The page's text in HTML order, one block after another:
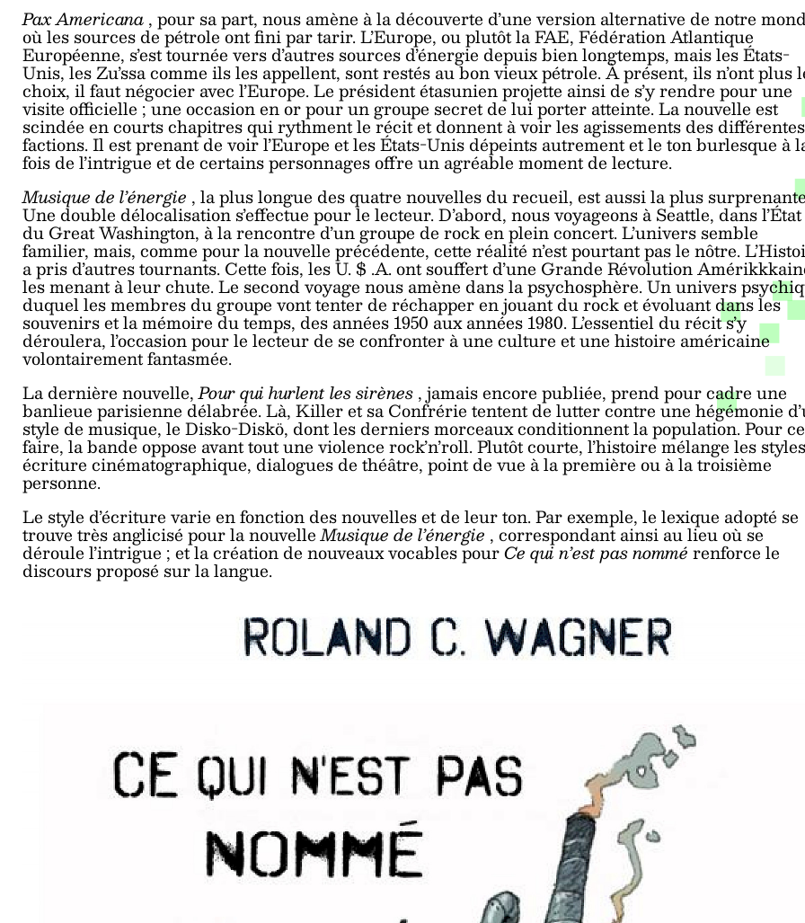
Pax Americana, pour sa part, nous amène à la découverte d’une version alternative de notre
où les sources de pétrole ont fini par tarir. L’Europe, ou plutôt la FAE, Fédération Atlantique
Européenne, s’est tournée vers d’autres sources d’énergie depuis bien longtemps, mais les États-
Unis, les Zu’ssa comme ils les appellent, sont restés au bon vieux pétrole. À présent, ils n’ont plus
choix, il faut négocier avec l’Europe. Le président étasunien projette ainsi de s’y rendre pour une
visite officielle ; une occasion en or pour un groupe secret de lui porter atteinte. La nouvelle est
scindée en courts chapitres qui rythment le récit et donnent à voir les agissements des différentes
factions. Il est prenant de voir l’Europe et les États-Unis dépeints autrement et le ton burlesque à
fois de l’intrigue et de certains personnages offre un agréable moment de lecture.
Musique de l’énergie , la plus longue des quatre nouvelles du recueil,est aussi la plus
Une double délocalisation s’effectue pour le lecteur. D’abord, nous voyageons à Seattle, dans l’État
du Great Washington, à la rencontre d’un groupe de rock en plein concert. L’univers semble
familier, mais, comme pour la nouvelle précédente, cette réalité n’est pourtant pas le nôtre.
a pris d’autres tournants. Cette fois, les U.$ .A. ont souffert d’une Grande Révolution
les menant à leur chute. Le second voyage nous amène dans la psychosphère. Un univers
duquel les membres du groupe vont tenter de réchapper en jouant du rock et évoluant dans les
souvenirs et la mémoire du temps, des années 1950 aux années 1980. L’essentiel du récit s’y
déroulera, l’occasion pour le lecteur de se confronter à une culture et une histoire américaine
volontairement fantasmée.
La dernière nouvelle,Pour qui hurlent les sirènes, jamais encore publiée, prend pour cadre une
banlieue parisienne délabrée. Là, Killer et sa Confrérie tentent de lutter contre une hégémonie
style de musique, le Disko-Diskö, dont les derniers morceaux conditionnent la population. Pour ce
faire, la bande oppose avant tout une violence rock’n’roll. Plutôt courte, l’histoire mélange les
écriture cinématographique, dialogues de théâtre, point de vue à la première ou à la troisième
personne.
Le style d’écriture varie en fonction des nouvelles et de leur ton. Par exemple, le lexique adopté se
trouve très anglicisé pour la nouvelleMusique de l’énergie , correspondant ainsi au lieu où se
déroule l’intrigue ; et la création de nouveaux vocables pourCe qui n’est pas nommérenforce le
discours proposé sur la langue.